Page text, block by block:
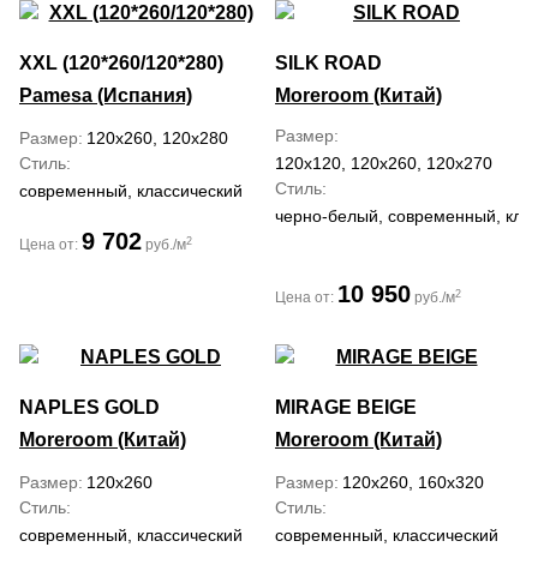
XXL (120*260/120*280)
Pamesa (Испания)
Размер 120x260, 120x280
Стиль
современный, классический
Цена от: 9 702 руб./м2
SILK ROAD
Moreroom (Китай)
Размер
120x120, 120x260, 120x270
Стиль
черно-белый, современный,
Цена от: 10 950 руб./м2
NAPLES GOLD
Moreroom (Китай)
Размер 120x260
Стиль
современный, классический
MIRAGE BEIGE
Moreroom (Китай)
Размер 120x260, 160x320
Стиль
современный, классический